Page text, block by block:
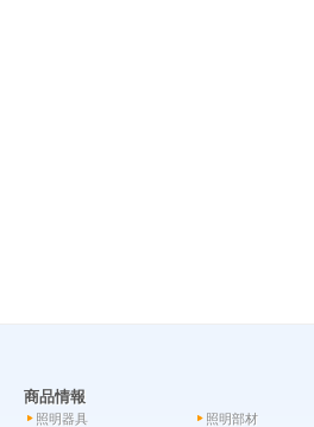
商品情報
照明器具
照明部材